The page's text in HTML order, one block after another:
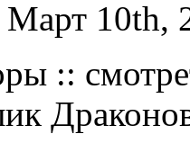
Март 10th,
::